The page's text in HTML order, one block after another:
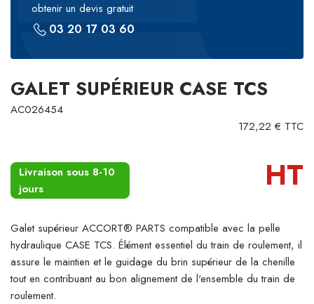
obtenir un devis gratuit
03 20 17 03 60
GALET SUPÉRIEUR CASE TCS
AC026454
172,22 € TTC
Livraison sous 8-10
jours
HT
Galet supérieur ACCORT® PARTS compatible avec la pelle
hydraulique CASE TCS. Élément essentiel du train de roulement, il
assure le maintien et le guidage du brin supérieur de la chenille
tout en contribuant au bon alignement de l'ensemble du train de
roulement.